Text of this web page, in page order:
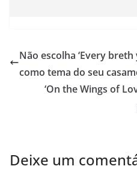
Não escolha ‘Every
como tema do seu
‘On the Wings of
Deixe um